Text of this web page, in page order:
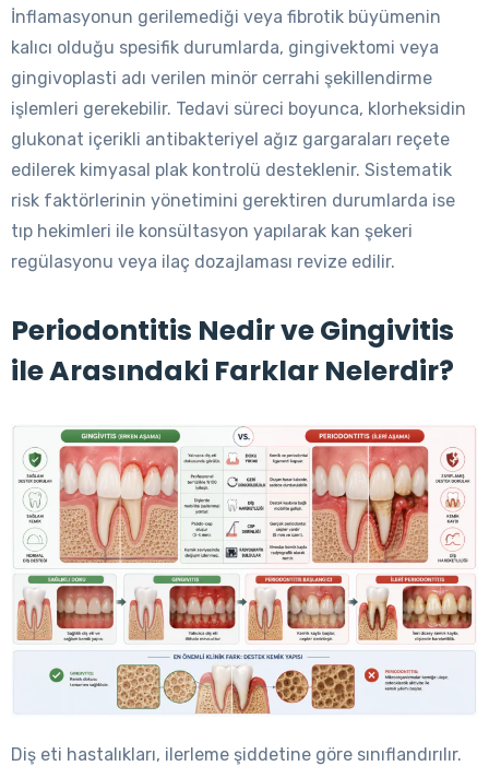
İnflamasyonun gerilemediği veya fibrotik büyümenin
kalıcı olduğu spesifik durumlarda, gingivektomi veya
gingivoplasti adı verilen minör cerrahi şekillendirme
işlemleri gerekebilir. Tedavi süreci boyunca, klorheksidin
glukonat içerikli antibakteriyel ağız gargaraları reçete
edilerek kimyasal plak kontrolü desteklenir. Sistematik
risk faktörlerinin yönetimini gerektiren durumlarda ise
tıp hekimleri ile konsültasyon yapılarak kan şekeri
regülasyonu veya ilaç dozajlaması revize edilir.
Periodontitis Nedir ve Gingivitis
ile Arasındaki Farklar Nelerdir?
Diş eti hastalıkları, ilerleme şiddetine göre sınıflandırılır.